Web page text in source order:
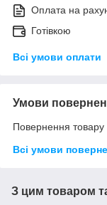
Оплата на
Готівкою
Всі умови оплати
Умови
Повернення товару
Всі умови
З цим товаром